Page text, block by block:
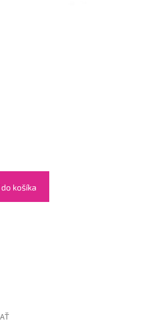
košíka